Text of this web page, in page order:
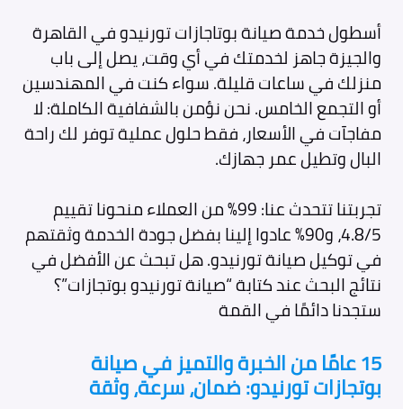
أسطول خدمة صيانة بوتاجازات تورنيدو في القاهرة
والجيزة جاهز لخدمتك في أي وقت، يصل إلى باب
منزلك في ساعات قليلة. سواء كنت في المهندسين
أو التجمع الخامس. نحن نؤمن بالشفافية الكاملة: لا
مفاجآت في الأسعار، فقط حلول عملية توفر لك راحة
البال وتطيل عمر جهازك.
تجربتنا تتحدث عنا: 99% من العملاء منحونا تقييم
4.8/5، و90% عادوا إلينا بفضل جودة الخدمة وثقتهم
في توكيل صيانة تورنيدو. هل تبحث عن الأفضل في
نتائج البحث عند كتابة “صيانة تورنيدو بوتجازات”؟
ستجدنا دائمًا في القمة
15 عامًا من الخبرة والتميز في صيانة
بوتجازات تورنيدو: ضمان، سرعة، وثقة